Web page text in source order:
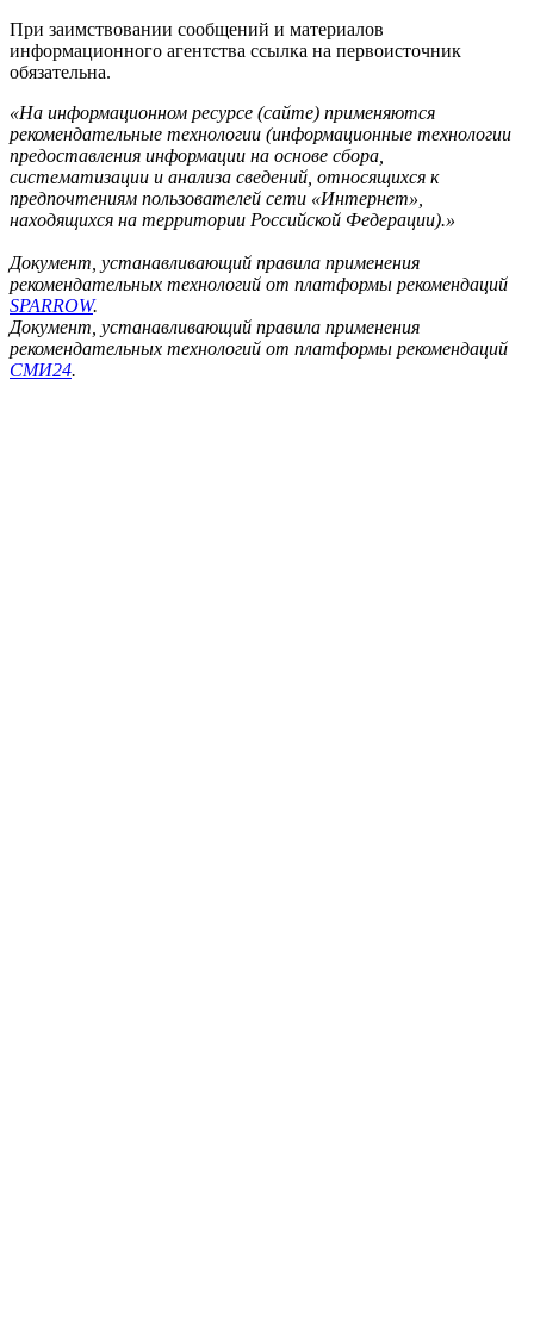
При заимствовании сообщений и материалов
информационного агентства ссылка на первоисточник
обязательна.
«На информационном ресурсе (сайте) применяются
рекомендательные технологии (информационные технологии
предоставления информации на основе сбора,
систематизации и анализа сведений, относящихся к
предпочтениям пользователей сети «Интернет»,
находящихся на территории Российской Федерации).»
Документ, устанавливающий правила применения
рекомендательных технологий от платформы рекомендаций
SPARROW.
Документ, устанавливающий правила применения
рекомендательных технологий от платформы рекомендаций
СМИ24.